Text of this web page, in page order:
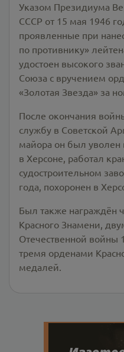
Указом Президиума
СССР от 15 мая 1946
проявленные при
по противнику»
удостоен высокого
Союза с вручением
«Золотая Звезда» за
После окончания
службу в Советской
майора он был уволен
в Херсоне, работал
судостроительном
года, похоронен в
Был также награждён
Красного Знамени,
Отечественной войны
тремя орденами
медалей.